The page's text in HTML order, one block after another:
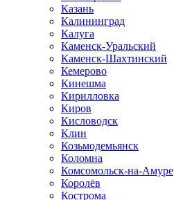
Казань
Калининград
Калуга
Каменск-Уральский
Каменск-Шахтинский
Кемерово
Кинешма
Кирилловка
Киров
Кисловодск
Клин
Козьмодемьянск
Коломна
Комсомольск-на-Амуре
Королёв
Кострома